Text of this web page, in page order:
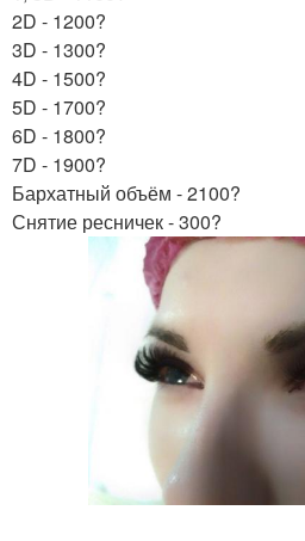
2D - 1200?
3D - 1300?
4D - 1500?
5D - 1700?
6D - 1800?
7D - 1900?
Бархатный объём - 2100?
Снятие ресничек - 300?